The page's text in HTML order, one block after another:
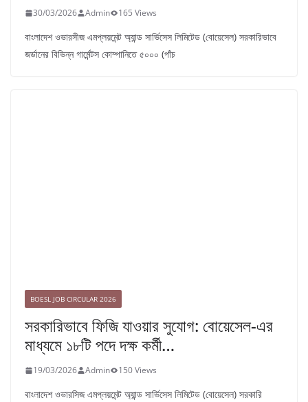
30/03/2026 Admin 165 Views
বাংলাদেশ ওভারসীজ এমপ্লয়মেন্ট অ্যান্ড সার্ভিসেস লিমিটেড (বোয়েসেল) সরকারিভাবে
জর্ডানের বিভিন্ন গার্মেন্টস কোম্পানিতে ৫০০০ (পাঁচ
BOESL JOB CIRCULAR 2026
সরকারিভাবে ফিজি যাওয়ার সুযোগ: বোয়েসেল-এর
মাধ্যমে ১৮টি পদে দক্ষ কর্মী…
19/03/2026 Admin 150 Views
বাংলাদেশ ওভারসিজ এমপ্লয়মেন্ট অ্যান্ড সার্ভিসেস লিমিটেড (বোয়েসেল) সরকারি